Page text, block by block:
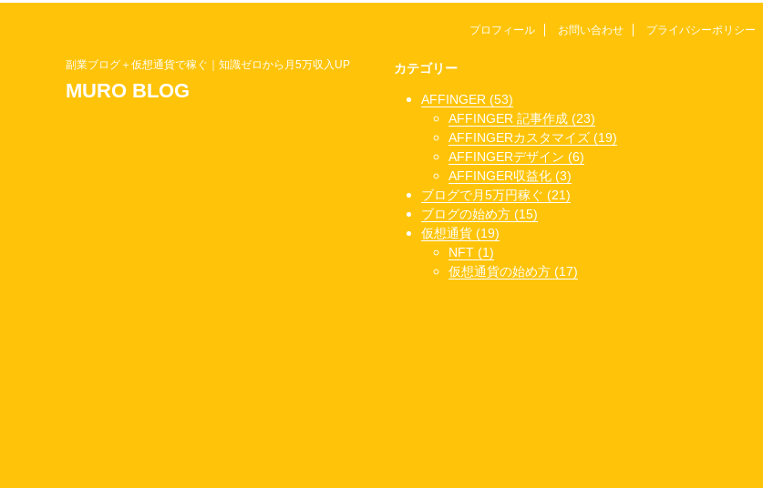
プロフィール お問い合わせ プライバシーポリシー
カテゴリー
AFFINGER (53)
AFFINGER 記事作成 (23)
AFFINGERカスタマイズ (19)
AFFINGERデザイン (6)
AFFINGER収益化 (3)
ブログで月5万円稼ぐ (21)
ブログの始め方 (15)
仮想通貨 (19)
NFT (1)
仮想通貨の始め方 (17)
副業ブログ＋仮想通貨で稼ぐ｜知識ゼロから月5万収入UP
MURO BLOG